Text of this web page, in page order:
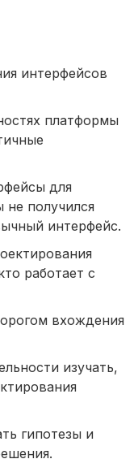
интерфейсов
платформы
для
получился
интерфейс.
работает с
вхождения
изучать,
гипотезы и